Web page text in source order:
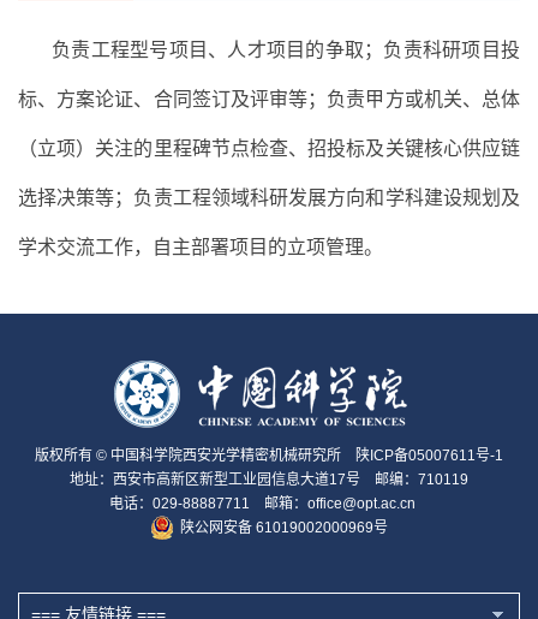
负责工程型号项目、人才项目的争取；负责科研项目投
标、方案论证、合同签订及评审等；负责甲方或机关、总体
（立项）关注的里程碑节点检查、招投标及关键核心供应链
选择决策等；负责工程领域科研发展方向和学科建设规划及
学术交流工作，自主部署项目的立项管理。
版权所有 © 中国科学院西安光学精密机械研究所
陕ICP备05007611号-1
地址：西安市高新区新型工业园信息大道17号 邮编：710119
电话：029-88887711 邮箱：office@opt.ac.cn
陕公网安备 61019002000969号
=== 友情链接 ===